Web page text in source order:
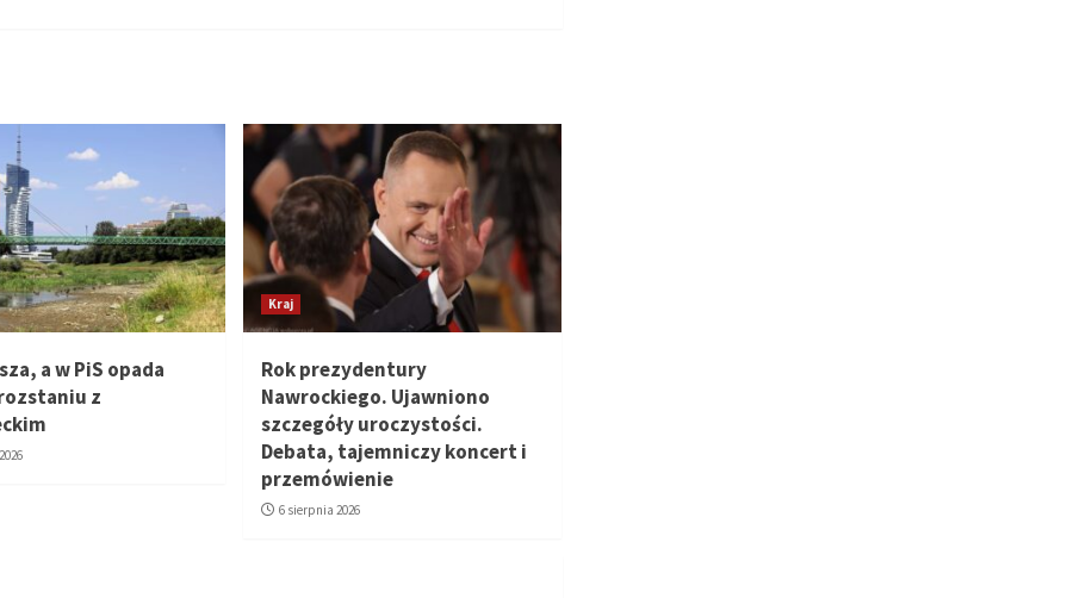
a w PiS opada
z
Kraj
Rok prezydentury
Nawrockiego. Ujawniono
szczegóły uroczystości.
Debata, tajemniczy koncert i
przemówienie
6 sierpnia 2026